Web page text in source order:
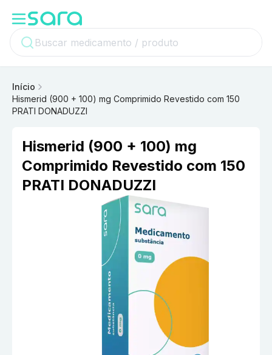
Início
Hismerid (900 + 100) mg Comprimido Revestido com 150
PRATI DONADUZZI
Hismerid (900 + 100) mg
Comprimido Revestido com 150
PRATI DONADUZZI